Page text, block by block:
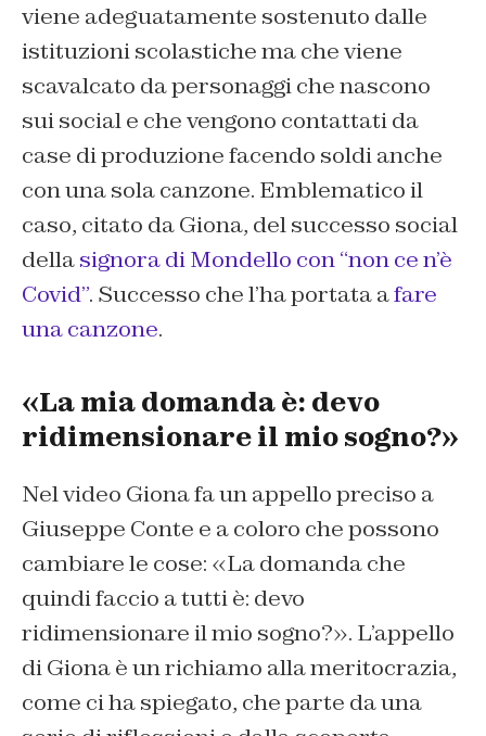
viene adeguatamente sostenuto dalle
istituzioni scolastiche ma che viene
scavalcato da personaggi che nascono
sui social e che vengono contattati da
case di produzione facendo soldi anche
con una sola canzone. Emblematico il
caso, citato da Giona, del successo social
dellasignora di Mondello con “non ce n’è
Covid”. Successo che l’ha portata afare
una canzone.
«La mia domanda è: devo
ridimensionare il mio sogno?»
Nel video Giona fa un appello preciso a
Giuseppe Conte e a coloro che possono
cambiare le cose: «La domanda che
quindi faccio a tutti è: devo
ridimensionare il mio sogno?». L’appello
di Giona è un richiamo alla meritocrazia,
come ci ha spiegato, che parte da una